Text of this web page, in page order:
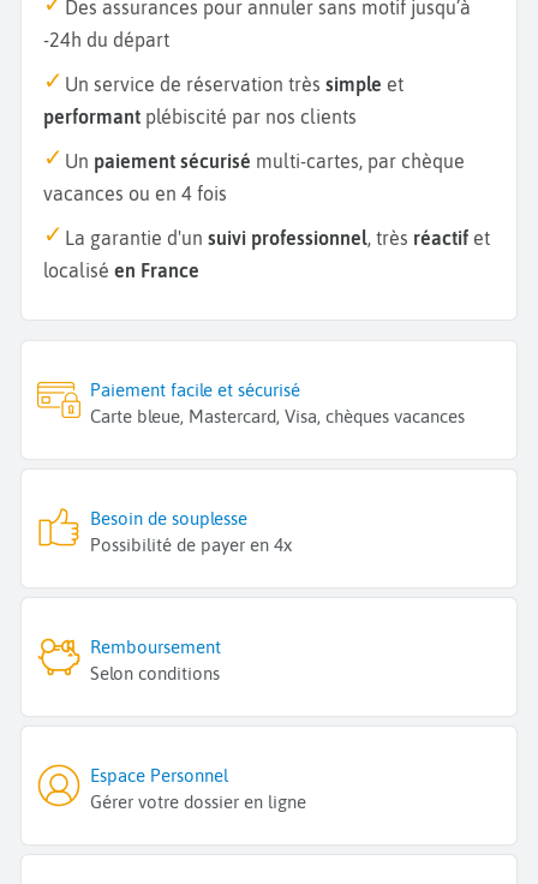
Des assurances pour annuler sans motif jusqu’à
-24h du départ
Un service de réservation très simple et
performant plébiscité par nos clients
Un paiement sécurisé multi-cartes, par chèque
vacances ou en 4 fois
La garantie d'un suivi professionnel, très réactif et
localisé en France
Paiement facile et sécurisé
Carte bleue, Mastercard, Visa, chèques vacances
Besoin de souplesse
Possibilité de payer en 4x
Remboursement
Selon conditions
Espace Personnel
Gérer votre dossier en ligne